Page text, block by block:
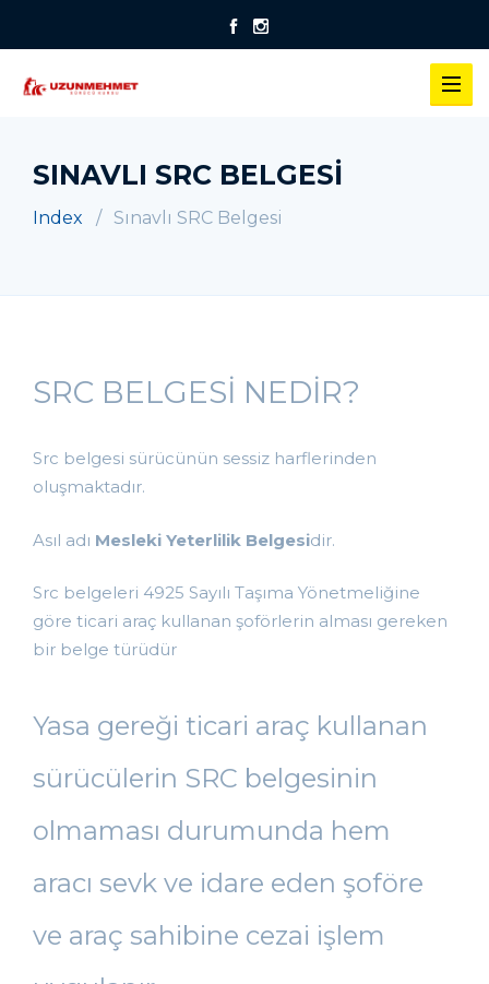
SINAVLI SRC BELGESI
Index Sınavlı SRC Belgesi
SRC BELGESİ NEDİR?
Src belgesi sürücünün sessiz harflerinden
oluşmaktadır.
Asıl adı Mesleki Yeterlilik Belgesidir.
Src belgeleri 4925 Sayılı Taşıma Yönetmeliğine
göre ticari araç kullanan şoförlerin alması gereken
bir belge türüdür
Yasa gereği ticari araç kullanan
sürücülerin SRC belgesinin
olmaması durumunda hem
aracı sevk ve idare eden şoföre
ve araç sahibine cezai işlem